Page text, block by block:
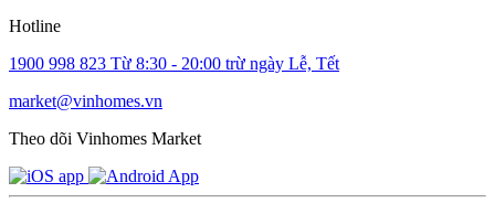
Hotline
1900 998 823 Từ 8:30 - 20:00 trừ ngày Lễ, Tết
market@vinhomes.vn
Theo dõi Vinhomes Market